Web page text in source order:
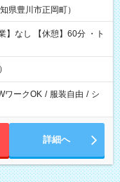
県豊川市正岡町）
ワークOK / 服装自由 / シ
詳細へ